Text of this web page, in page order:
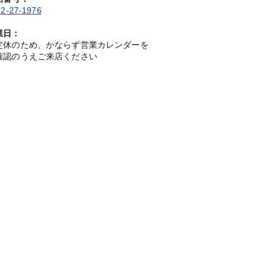
27-1976
：
休のため、かならず営業カレンダーを
認のうえご来店ください